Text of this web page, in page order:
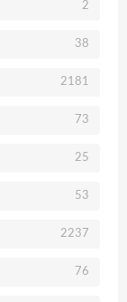
2
38
2181
73
25
53
2237
76